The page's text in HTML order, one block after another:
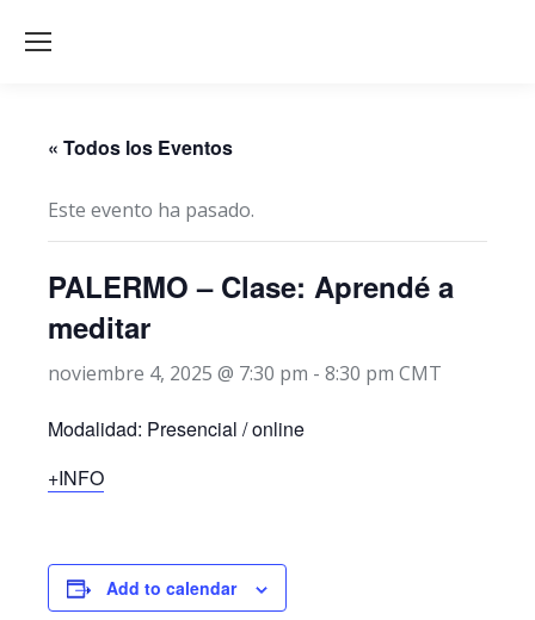
« Todos los Eventos
Este evento ha pasado.
PALERMO – Clase: Aprendé a
meditar
noviembre 4, 2025 @ 7:30 pm - 8:30 pm CMT
Modalidad: Presencial / online
+INFO
Add to calendar